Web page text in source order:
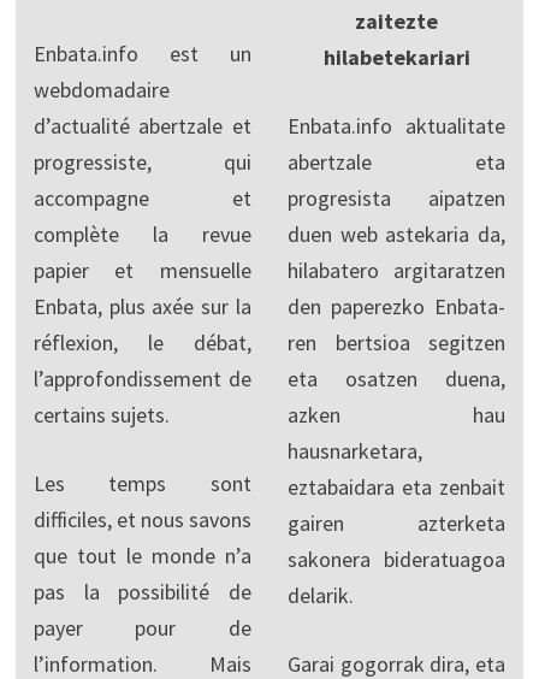
Enbata.info est un
webdomadaire
d’actualité abertzale et
progressiste, qui
accompagne et
complète la revue
papier et mensuelle
Enbata, plus axée sur la
réflexion, le débat,
l’approfondissement de
certains sujets.
Les temps sont
difficiles, et nous savons
que tout le monde n’a
pas la possibilité de
payer pour de
l’information. Mais
zaitezte
hilabetekariari
Enbata.info aktualitate
abertzale eta
progresista aipatzen
duen web astekaria da,
hilabatero argitaratzen
den paperezko Enbata-
ren bertsioa segitzen
eta osatzen duena,
azken hau
hausnarketara,
eztabaidara eta zenbait
gairen azterketa
sakonera bideratuagoa
delarik.
Garai gogorrak dira, eta